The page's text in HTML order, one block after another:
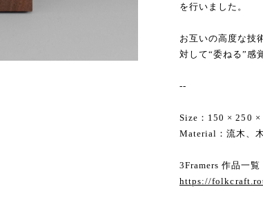
を行いました。
お互いの高度な技
対して“委ねる”感
--
Size：150 × 250 ×
Material：流木、木
3Framers 作品一覧
https://